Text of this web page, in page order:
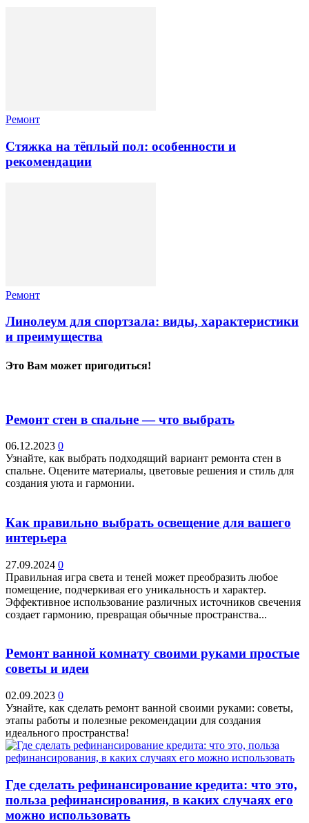
Ремонт
Стяжка на тёплый пол: особенности и
рекомендации
Ремонт
Линолеум для спортзала: виды, характеристики
и преимущества
Это Вам может пригодиться!
Ремонт стен в спальне — что выбрать
06.12.2023 0
Узнайте, как выбрать подходящий вариант ремонта стен в
спальне. Оцените материалы, цветовые решения и стиль для
создания уюта и гармонии.
Как правильно выбрать освещение для вашего
интерьера
27.09.2024 0
Правильная игра света и теней может преобразить любое
помещение, подчеркивая его уникальность и характер.
Эффективное использование различных источников свечения
создает гармонию, превращая обычные пространства...
Ремонт ванной комнату своими руками простые
советы и идеи
02.09.2023 0
Узнайте, как сделать ремонт ванной своими руками: советы,
этапы работы и полезные рекомендации для создания
идеального пространства!
Где сделать рефинансирование кредита: что это,
польза рефинансирования, в каких случаях его
можно использовать